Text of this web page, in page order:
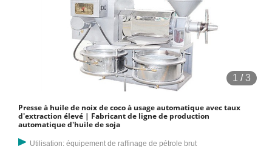
1 /3
Presse à huile de noix de coco à usage automatique avec taux
d'extraction élevé | Fabricant de ligne de production
automatique d'huile de soja
Utilisation: équipement de raffinage de pétrole brut